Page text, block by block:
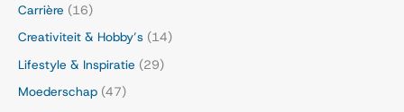
Carrière (16)
Creativiteit & Hobby’s (14)
Lifestyle & Inspiratie (29)
Moederschap (47)